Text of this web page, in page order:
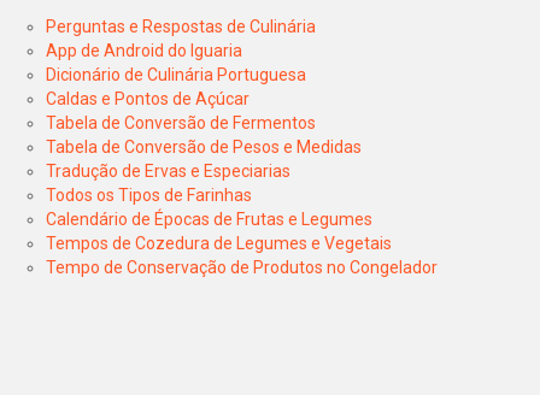
Perguntas e Respostas de Culinária
App de Android do Iguaria
Dicionário de Culinária Portuguesa
Caldas e Pontos de Açúcar
Tabela de Conversão de Fermentos
Tabela de Conversão de Pesos e Medidas
Tradução de Ervas e Especiarias
Todos os Tipos de Farinhas
Calendário de Épocas de Frutas e Legumes
Tempos de Cozedura de Legumes e Vegetais
Tempo de Conservação de Produtos no Congelador